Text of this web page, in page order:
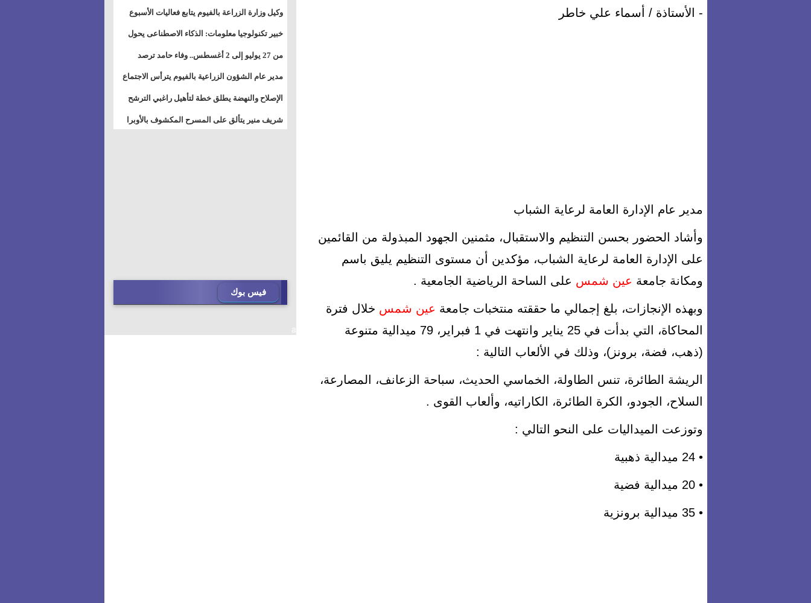
- الأستاذة / أسماء علي خاطر
مدير عام الإدارة العامة لرعاية الشباب
وأشاد الحضور بحسن التنظيم والاستقبال، مثمنين الجهود المبذولة من القائمين
على الإدارة العامة لرعاية الشباب، مؤكدين أن مستوى التنظيم يليق باسم
ومكانة جامعة عين شمس على الساحة الرياضية الجامعية .
وبهذه الإنجازات، بلغ إجمالي ما حققته منتخبات جامعة عين شمس خلال فترة
المحاكاة، التي بدأت في 25 يناير وانتهت في 1 فبراير، 79 ميدالية متنوعة
(ذهب، فضة، برونز)، وذلك في الألعاب التالية :
الريشة الطائرة، تنس الطاولة، الخماسي الحديث، سباحة الزعانف، المصارعة،
السلاح، الجودو، الكرة الطائرة، الكاراتيه، وألعاب القوى .
وتوزعت الميداليات على النحو التالي :
• 24 ميدالية ذهبية
• 20 ميدالية فضية
• 35 ميدالية برونزية
الصيفي للموسيقى والغناء بالمسرح المكشوف
وكيل وزارة الزراعة بالفيوم يتابع فعاليات الأسبوع
خبير تكنولوجيا معلومات: الذكاء الاصطناعى يحول
المستخدم إلى سلعة فى اقتصاد الانتباه
من 27 يوليو إلى 2 أغسطس.. وفاء حامد ترصد
تأثيرات أقوى الاتصالات الفلكية على الأبراج
مدير عام الشؤون الزراعية بالفيوم يترأس الاجتماع
الدوري لمتابعة الحصر الحيازي الجديدة
الإصلاح والنهضة يطلق خطة لتأهيل راغبي الترشح
للمجالس الشعبية المحلية ويستعرض خطط أماناته
بالمحافظات
شريف منير يتألق على المسرح المكشوف بالأوبرا
فيس بوك
a